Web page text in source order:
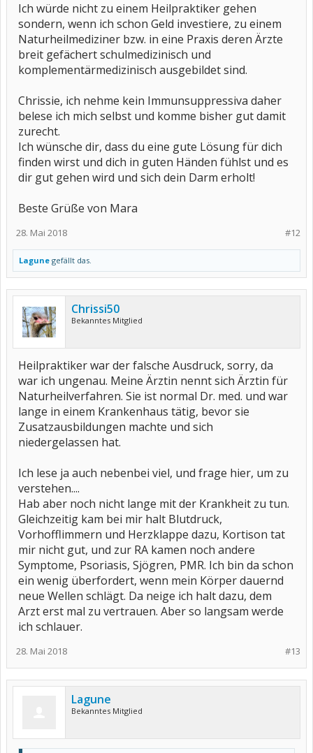
Ich würde nicht zu einem Heilpraktiker gehen
sondern, wenn ich schon Geld investiere, zu einem
Naturheilmediziner bzw. in eine Praxis deren Ärzte
breit gefächert schulmedizinisch und
komplementärmedizinisch ausgebildet sind.
Chrissie, ich nehme kein Immunsuppressiva daher
belese ich mich selbst und komme bisher gut damit
zurecht.
Ich wünsche dir, dass du eine gute Lösung für dich
finden wirst und dich in guten Händen fühlst und es
dir gut gehen wird und sich dein Darm erholt!
Beste Grüße von Mara
#12
28. Mai 2018
Lagune gefällt das.
Chrissi50
Bekanntes Mitglied
Heilpraktiker war der falsche Ausdruck, sorry, da
war ich ungenau. Meine Ärztin nennt sich Ärztin für
Naturheilverfahren. Sie ist normal Dr. med. und war
lange in einem Krankenhaus tätig, bevor sie
Zusatzausbildungen machte und sich
niedergelassen hat.
Ich lese ja auch nebenbei viel, und frage hier, um zu
verstehen....
Hab aber noch nicht lange mit der Krankheit zu tun.
Gleichzeitig kam bei mir halt Blutdruck,
Vorhofflimmern und Herzklappe dazu, Kortison tat
mir nicht gut, und zur RA kamen noch andere
Symptome, Psoriasis, Sjögren, PMR. Ich bin da schon
ein wenig überfordert, wenn mein Körper dauernd
neue Wellen schlägt. Da neige ich halt dazu, dem
Arzt erst mal zu vertrauen. Aber so langsam werde
ich schlauer.
#13
28. Mai 2018
Lagune
Bekanntes Mitglied